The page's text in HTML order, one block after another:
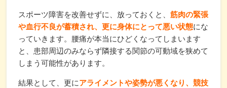
スポーツ障害を改善せずに、放っておくと、筋肉の緊張
や血行不良が蓄積され、更に身体にとって悪い状態にな
っていきます。腰痛が本当にひどくなってしまいます
と、患部周辺のみならず隣接する関節の可動域を狭めて
しまう可能性があります。
結果として、更にアライメントや姿勢が悪くなり、競技